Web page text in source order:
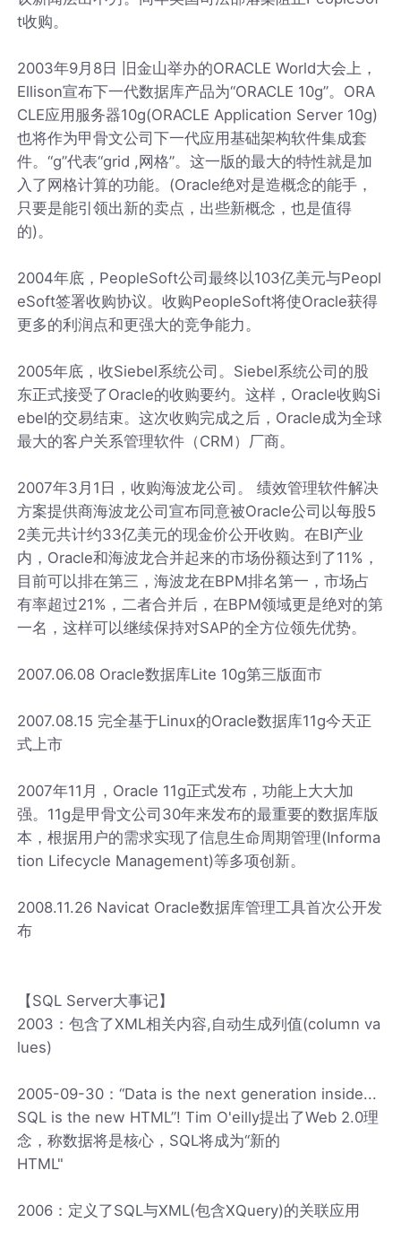
t收购。
2003年9月8日 旧金山举办的ORACLE World大会上，
Ellison宣布下一代数据库产品为“ORACLE 10g”。ORA
CLE应用服务器10g(ORACLE Application Server 10g)
也将作为甲骨文公司下一代应用基础架构软件集成套
件。“g”代表“grid ,网格”。这一版的最大的特性就是加
入了网格计算的功能。(Oracle绝对是造概念的能手，
只要是能引领出新的卖点，出些新概念，也是值得
的)。
2004年底，PeopleSoft公司最终以103亿美元与Peopl
eSoft签署收购协议。收购PeopleSoft将使Oracle获得
更多的利润点和更强大的竞争能力。
2005年底，收Siebel系统公司。Siebel系统公司的股
东正式接受了Oracle的收购要约。这样，Oracle收购Si
ebel的交易结束。这次收购完成之后，Oracle成为全球
最大的客户关系管理软件（CRM）厂商。
2007年3月1日，收购海波龙公司。 绩效管理软件解决
方案提供商海波龙公司宣布同意被Oracle公司以每股5
2美元共计约33亿美元的现金价公开收购。在BI产业
内，Oracle和海波龙合并起来的市场份额达到了11%，
目前可以排在第三，海波龙在BPM排名第一，市场占
有率超过21%，二者合并后，在BPM领域更是绝对的第
一名，这样可以继续保持对SAP的全方位领先优势。
2007.06.08 Oracle数据库Lite 10g第三版面市
2007.08.15 完全基于Linux的Oracle数据库11g今天正
式上市
2007年11月，Oracle 11g正式发布，功能上大大加
强。11g是甲骨文公司30年来发布的最重要的数据库版
本，根据用户的需求实现了信息生命周期管理(Informa
tion Lifecycle Management)等多项创新。
2008.11.26 Navicat Oracle数据库管理工具首次公开发
布
【SQL Server大事记】
2003：包含了XML相关内容,自动生成列值(column va
lues)
2005-09-30：“Data is the next generation inside...
SQL is the new HTML”! Tim O'eilly提出了Web 2.0理
念，称数据将是核心，SQL将成为“新的
HTML"
2006：定义了SQL与XML(包含XQuery)的关联应用